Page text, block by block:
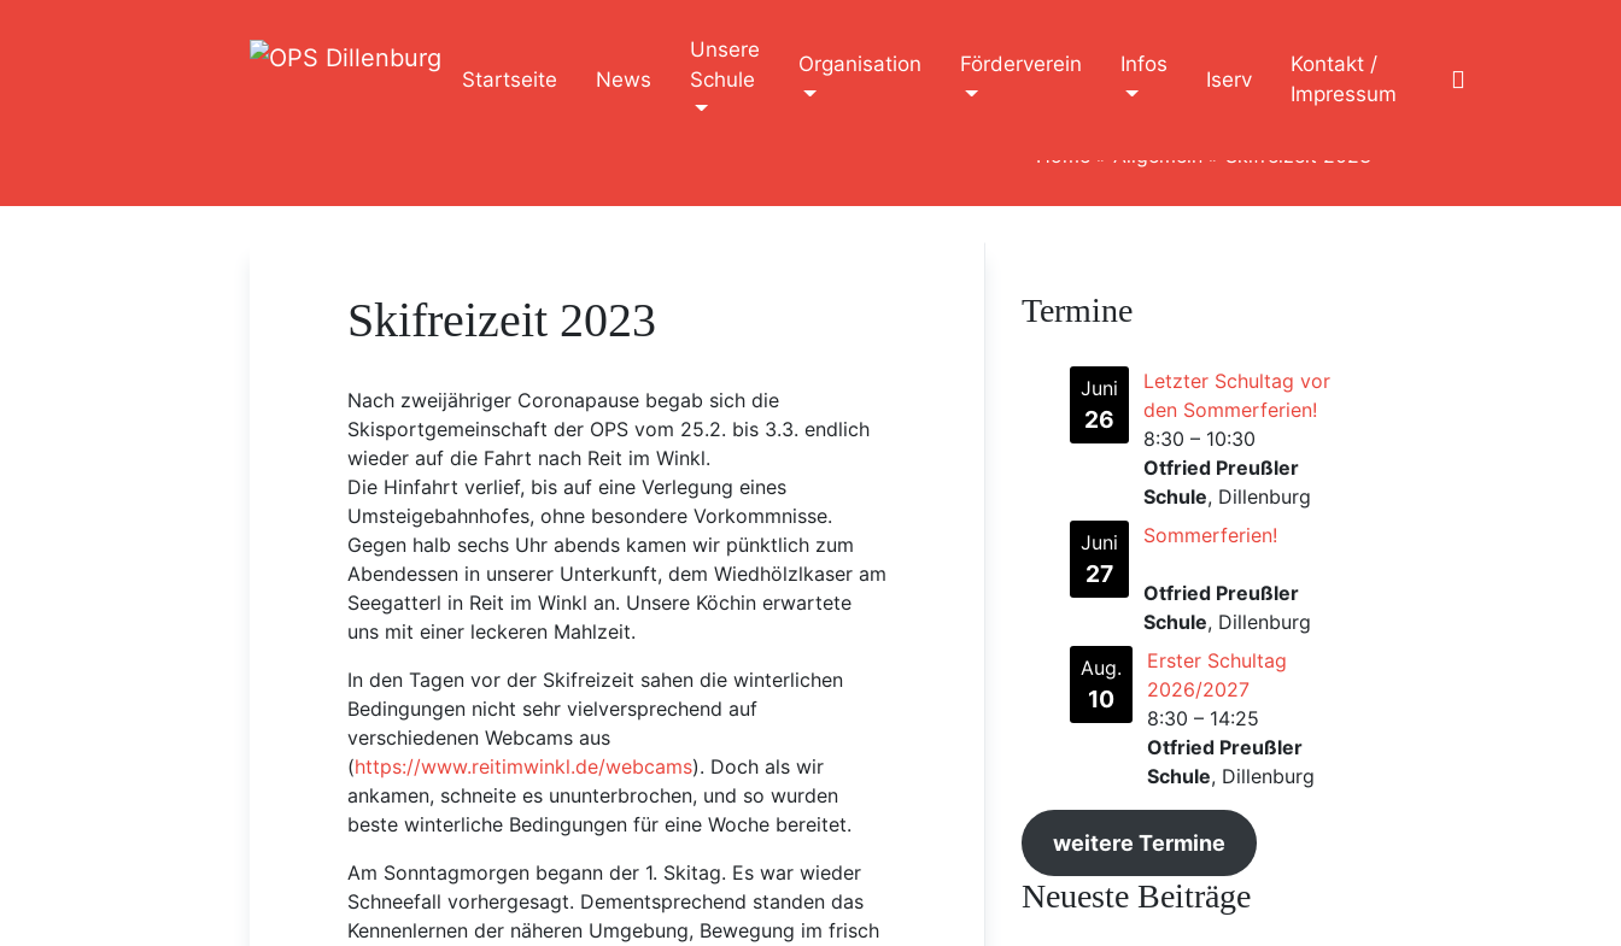
Startseite News
Unsere
Schule
Organisation Förderverein Infos
Iserv
Kontakt /
Impressum
Home » Allgemein » Skifreizeit 2023
Skifreizeit 2023
Nach zweijähriger Coronapause begab sich die
Skisportgemeinschaft der OPS vom 25.2. bis 3.3. endlich
wieder auf die Fahrt nach Reit im Winkl.
Die Hinfahrt verlief, bis auf eine Verlegung eines
Umsteigebahnhofes, ohne besondere Vorkommnisse.
Gegen halb sechs Uhr abends kamen wir pünktlich zum
Abendessen in unserer Unterkunft, dem Wiedhölzlkaser am
Seegatterl in Reit im Winkl an. Unsere Köchin erwartete
uns mit einer leckeren Mahlzeit.
In den Tagen vor der Skifreizeit sahen die winterlichen
Bedingungen nicht sehr vielversprechend auf
verschiedenen Webcams aus
(https://www.reitimwinkl.de/webcams). Doch als wir
ankamen, schneite es ununterbrochen, und so wurden
beste winterliche Bedingungen für eine Woche bereitet.
Am Sonntagmorgen begann der 1. Skitag. Es war wieder
Schneefall vorhergesagt. Dementsprechend standen das
Kennenlernen der näheren Umgebung, Bewegung im frisch
Termine
Juni
26
Letzter Schultag vor
den Sommerferien!
8:30 – 10:30
Otfried Preußler
Schule, Dillenburg
Juni
27
Sommerferien!
Otfried Preußler
Schule, Dillenburg
Aug.
10
Erster Schultag
2026/2027
8:30 – 14:25
Otfried Preußler
Schule, Dillenburg
weitere Termine
Neueste Beiträge